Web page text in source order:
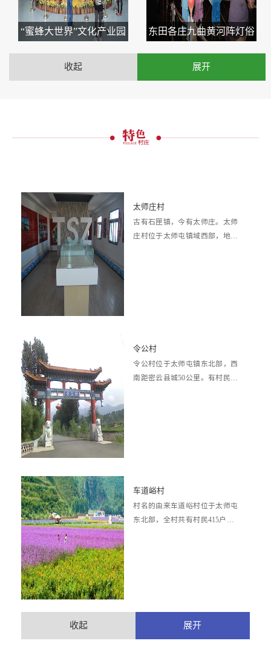
“蜜蜂大世界”文化产业园 东田各庄九曲黄河阵灯俗
收起 展开
太师庄村
古有石匣镇，今有太师庄。太师
庄村位于太师屯镇域西部，地处
令公村
令公村位于太师屯镇东北部，西
南距密云县城50公里。有村民41
车道峪村
村名的由来车道峪村位于太师屯
东北部，全村共有村民415户，1
收起 展开